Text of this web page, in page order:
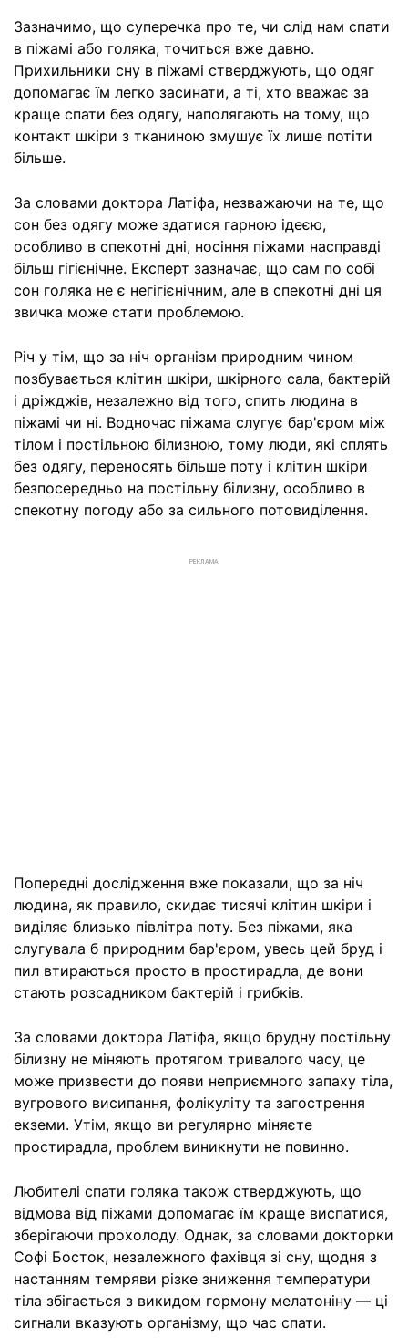
Зазначимо, що суперечка про те, чи слід нам спати
в піжамі або голяка, точиться вже давно.
Прихильники сну в піжамі стверджують, що одяг
допомагає їм легко засинати, а ті, хто вважає за
краще спати без одягу, наполягають на тому, що
контакт шкіри з тканиною змушує їх лише потіти
більше.
За словами доктора Латіфа, незважаючи на те, що
сон без одягу може здатися гарною ідеєю,
особливо в спекотні дні, носіння піжами насправді
більш гігієнічне. Експерт зазначає, що сам по собі
сон голяка не є негігієнічним, але в спекотні дні ця
звичка може стати проблемою.
Річ у тім, що за ніч організм природним чином
позбувається клітин шкіри, шкірного сала, бактерій
і дріжджів, незалежно від того, спить людина в
піжамі чи ні. Водночас піжама слугує бар'єром між
тілом і постільною білизною, тому люди, які сплять
без одягу, переносять більше поту і клітин шкіри
безпосередньо на постільну білизну, особливо в
спекотну погоду або за сильного потовиділення.
РЕКЛАМА
Попередні дослідження вже показали, що за ніч
людина, як правило, скидає тисячі клітин шкіри і
виділяє близько півлітра поту. Без піжами, яка
слугувала б природним бар'єром, увесь цей бруд і
пил втираються просто в простирадла, де вони
стають розсадником бактерій і грибків.
За словами доктора Латіфа, якщо брудну постільну
білизну не міняють протягом тривалого часу, це
може призвести до появи неприємного запаху тіла,
вугрового висипання, фолікуліту та загострення
екземи. Утім, якщо ви регулярно міняєте
простирадла, проблем виникнути не повинно.
Любителі спати голяка також стверджують, що
відмова від піжами допомагає їм краще виспатися,
зберігаючи прохолоду. Однак, за словами докторки
Софі Босток, незалежного фахівця зі сну, щодня з
настанням темряви різке зниження температури
тіла збігається з викидом гормону мелатоніну — ці
сигнали вказують організму, що час спати.